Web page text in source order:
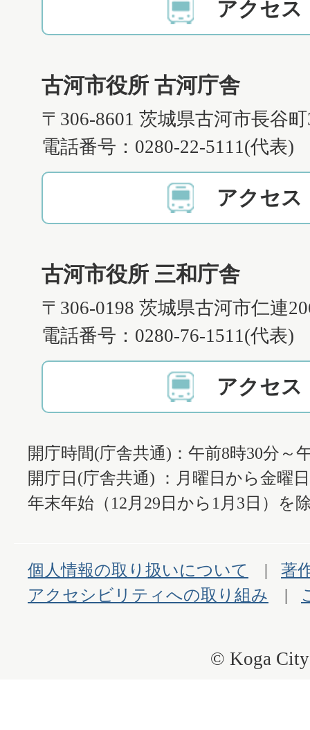
アクセス
古河市役所 古河庁舎
〒306-8601 茨城県古河市長谷
電話番号：0280-22-5111(代表)
アクセス
古河市役所 三和庁舎
〒306-0198 茨城県古河市仁連
電話番号：0280-76-1511(代表)
アクセス
開庁時間(庁舎共通)：午前8時30分～
開庁日(庁舎共通) ：月曜日から金曜
年末年始（12月29日から1月3日）を
個人情報の取り扱いについて
著
アクセシビリティへの取り組み
© Koga City